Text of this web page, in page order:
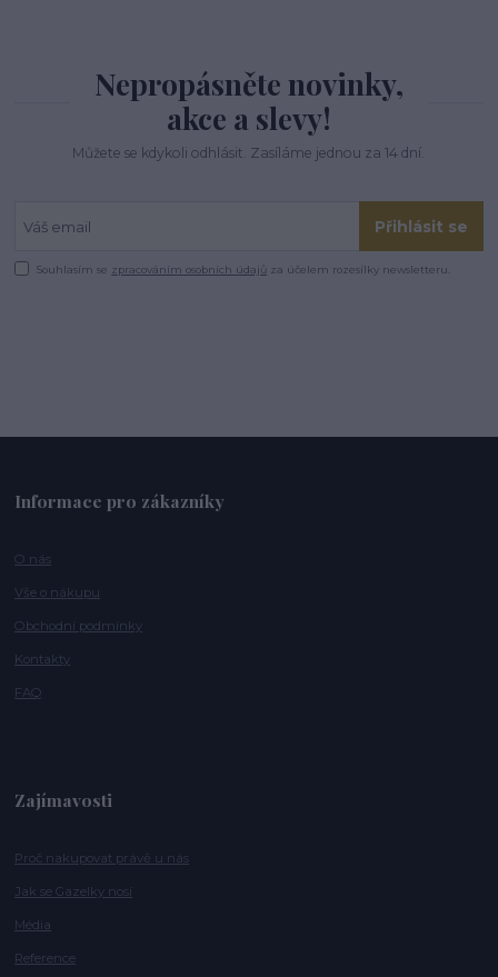
Nepropásněte novinky,
akce a slevy!
Můžete se kdykoli odhlásit. Zasíláme jednou za 14 dní.
Přihlásit se
Souhlasím se zpracováním osobních údajů za účelem rozesílky newsletteru.
Informace pro zákazníky
O nás
Vše o nákupu
Obchodní podmínky
Kontakty
FAQ
Zajímavosti
Proč nakupovat právě u nás
Jak se Gazelky nosí
Média
Reference